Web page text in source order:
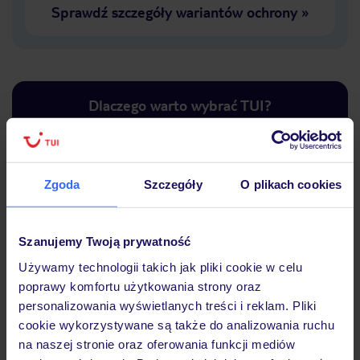
Zgoda Szczegóły O plikach cookies
Szanujemy Twoją prywatność
Używamy technologii takich jak pliki cookie w celu
poprawy komfortu użytkowania strony oraz
personalizowania wyświetlanych treści i reklam. Pliki
cookie wykorzystywane są także do analizowania ruchu
na naszej stronie oraz oferowania funkcji mediów
Sprawdź szczegóły wariantów ochrony»
Dlaczego warto wybrać TUI?
Lider niskich cen
Największe biuro
podróży w Polsce
30 lat w
Hotel